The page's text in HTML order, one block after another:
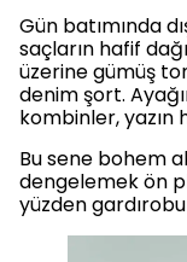
Gün batımında
saçların hafif
üzerine gümüş
denim şort.
kombinler, yazın
Bu sene bohem
dengelemek ön
yüzden